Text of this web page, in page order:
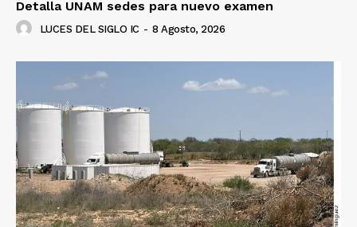
Detalla UNAM sedes para nuevo examen
LUCES DEL SIGLO IC - 8 Agosto, 2026